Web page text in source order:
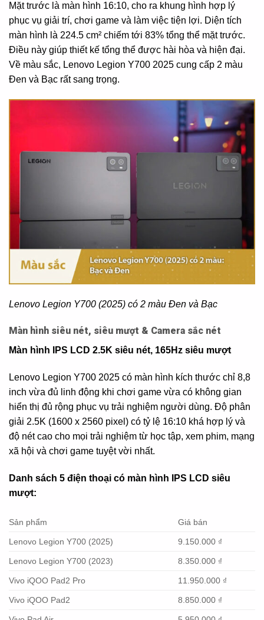
Mặt trước là màn hình 16:10, cho ra khung hình hợp lý
phục vụ giải trí, chơi game và làm việc tiện lợi. Diện tích
màn hình là 224.5 cm² chiếm tới 83% tổng thể mặt trước.
Điều này giúp thiết kế tổng thể được hài hòa và hiện đại.
Về màu sắc, Lenovo Legion Y700 2025 cung cấp 2 màu
Đen và Bạc rất sang trọng.
Lenovo Legion Y700 (2025) có 2 màu Đen và Bạc
Màn hình siêu nét, siêu mượt & Camera sắc nét
Màn hình IPS LCD 2.5K siêu nét, 165Hz siêu mượt
Lenovo Legion Y700 2025 có màn hình kích thước chỉ 8,8
inch vừa đủ linh động khi chơi game vừa có không gian
hiển thị đủ rộng phục vụ trải nghiệm người dùng. Độ phân
giải 2.5K (1600 x 2560 pixel) có tỷ lệ 16:10 khá hợp lý và
độ nét cao cho mọi trải nghiệm từ học tập, xem phim, mạng
xã hội và chơi game tuyệt vời nhất.
Danh sách 5 điện thoại có màn hình IPS LCD siêu
mượt:
Sản phẩm Giá bán
Lenovo Legion Y700 (2025) 9.150.000 ₫
Lenovo Legion Y700 (2023) 8.350.000 ₫
Vivo iQOO Pad2 Pro 11.950.000 ₫
Vivo iQOO Pad2 8.850.000 ₫